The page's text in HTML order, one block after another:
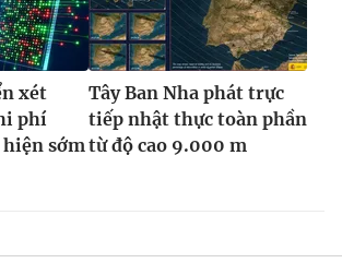
xét
phí
sớm
Tây Ban Nha phát trực
tiếp nhật thực toàn phần
từ độ cao 9.000 m